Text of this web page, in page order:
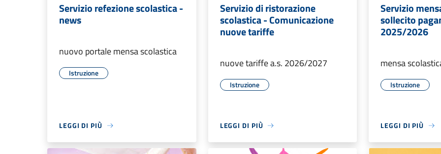
Servizio refezione scolastica -
news
nuovo portale mensa scolastica
Istruzione
LEGGI DI PIÙ
Servizio di ristorazione
scolastica - Comunicazione
nuove tariffe
nuove tariffe a.s. 2026/2027
Istruzione
LEGGI DI PIÙ
Servizio
sollecito
2025/2026
mensa
Istruzione
LEGGI DI PIÙ